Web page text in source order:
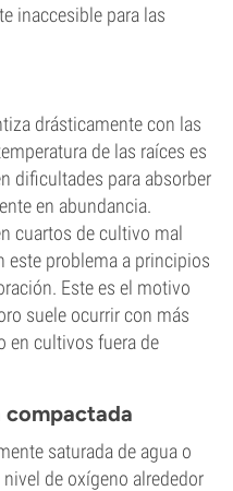
inaccesible para las
drásticamente con las
de las raíces es
dificultades para absorber
en abundancia.
cuartos de cultivo mal
este problema a principios
Este es el motivo
suele ocurrir con más
en cultivos fuera de
compactada
saturada de agua o
de oxígeno alrededor